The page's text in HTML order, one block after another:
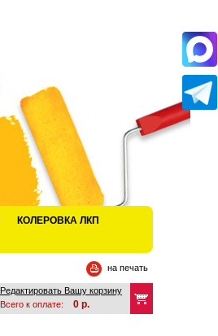
КОЛЕРОВКА ЛКП
на печать
Редактировать Вашу корзину
Всего к оплате:
0 р.